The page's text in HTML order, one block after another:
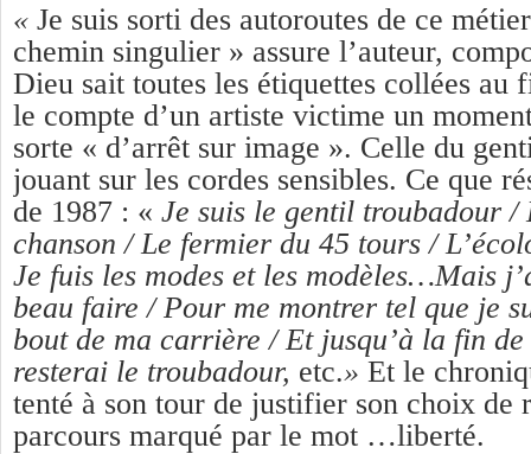
« Je suis sorti des autoroutes de ce
chemin singulier » assure l’auteur,
Dieu sait toutes les étiquettes collées au
le compte d’un artiste victime un
sorte « d’arrêt sur image ». Celle du
jouant sur les cordes sensibles. Ce que
de 1987 : « Je suis le gentil troubadour /
chanson / Le fermier du 45 tours /
Je fuis les modes et les modèles…Mais
beau faire / Pour me montrer tel que je
bout de ma carrière / Et jusqu’à la fin
resterai le troubadour, etc.» Et le
tenté à son tour de justifier son choix de
parcours marqué par le mot …liberté.